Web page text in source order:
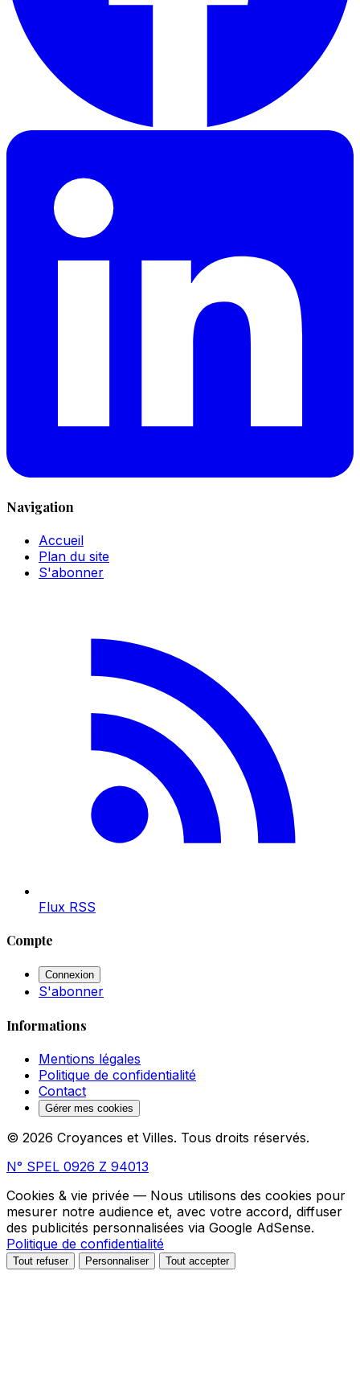
Navigation
Accueil
Plan du site
S'abonner
Flux RSS
Compte
Connexion
S'abonner
Informations
Mentions légales
Politique de confidentialité
Contact
Gérer mes cookies
© 2026 Croyances et Villes. Tous droits réservés.
N° SPEL 0926 Z 94013
Cookies & vie privée — Nous utilisons des cookies pour
mesurer notre audience et, avec votre accord, diffuser
des publicités personnalisées via Google AdSense.
Politique de confidentialité
Tout refuser Personnaliser Tout accepter